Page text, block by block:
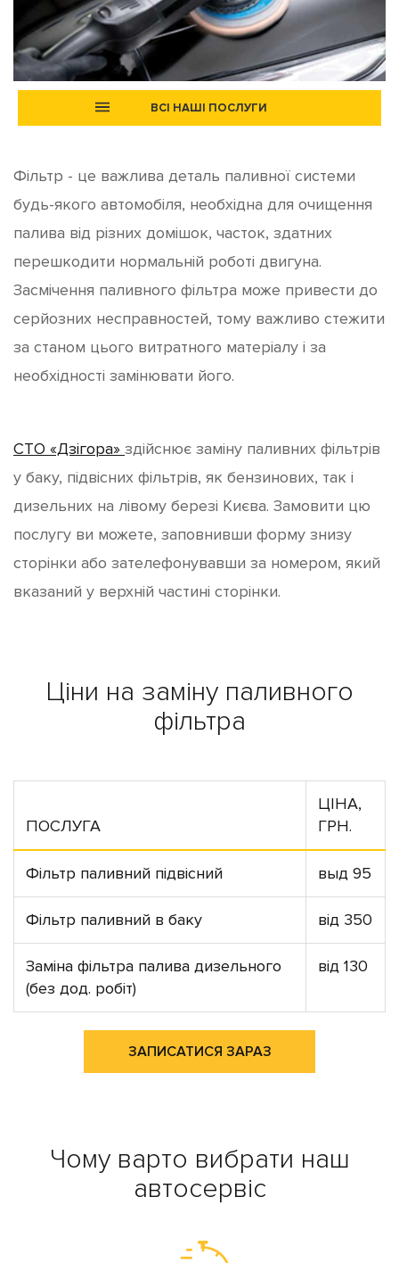
ВСІ НАШІ ПОСЛУГИ
Фільтр - це важлива деталь паливної системи
будь-якого автомобіля, необхідна для очищення
палива від різних домішок, часток, здатних
перешкодити нормальній роботі двигуна.
Засмічення паливного фільтра може привести до
серйозних несправностей, тому важливо стежити
за станом цього витратного матеріалу і за
необхідності замінювати його.
СТО «Дзігора» здійснює заміну паливних фільтрів
у баку, підвісних фільтрів, як бензинових, так і
дизельних на лівому березі Києва. Замовити цю
послугу ви можете, заповнивши форму знизу
сторінки або зателефонувавши за номером, який
вказаний у верхній частині сторінки.
Ціни на заміну паливного
фільтра
ПОСЛУГА
ЦІНА,
ГРН.
Фільтр паливний підвісний выд 95
Фільтр паливний в баку від 350
Заміна фільтра палива дизельного
(без дод. робіт)
від 130
ЗАПИСАТИСЯ ЗАРАЗ
Чому варто вибрати наш
автосервіс